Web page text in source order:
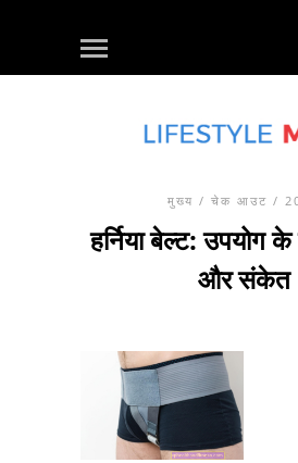
मुख्य / चेक आउट /
हर्निया बेल्ट: उपयोग
और संकेत